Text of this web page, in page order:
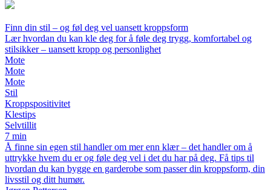
Finn din stil – og føl deg vel uansett kroppsform
Lær hvordan du kan kle deg for å føle deg trygg, komfortabel og
stilsikker – uansett kropp og personlighet
Mote
Mote
Mote
Stil
Kroppspositivitet
Klestips
Selvtillit
7 min
Å finne sin egen stil handler om mer enn klær – det handler om å
uttrykke hvem du er og føle deg vel i det du har på deg. Få tips til
hvordan du kan bygge en garderobe som passer din kroppsform, din
livsstil og ditt humør.